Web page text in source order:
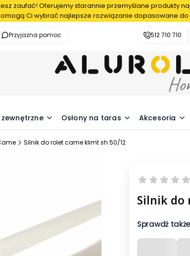
zaufać! Oferujemy starannie przemyślane produkty
Ci wybrać najlepsze rozwiązanie dopasowane do
Przyjazna pomoc 512 710 710
Osłony na taras Akcesoria
Silnik do rolet came klimt sh 50/12
Silnik do
Sprawdź